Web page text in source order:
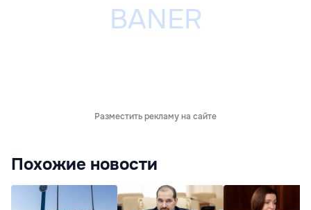
Разместить рекламу на сайте
Похожие новости